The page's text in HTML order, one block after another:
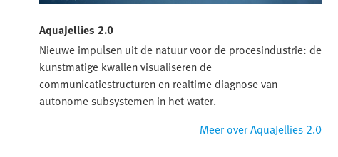
AquaJellies 2.0
Nieuwe impulsen uit de natuur voor de procesindustrie: de
kunstmatige kwallen visualiseren de
communicatiestructuren en realtime diagnose van
autonome subsystemen in het water.
Meer over AquaJellies 2.0